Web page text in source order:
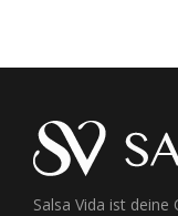
Salsa Vida ist deine